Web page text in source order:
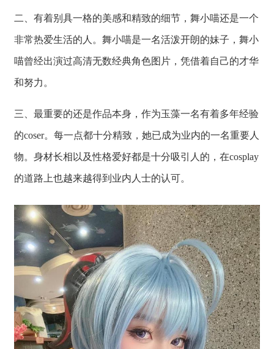
二、有着别具一格的美感和精致的细节，舞小喵还是一个
非常热爱生活的人。舞小喵是一名活泼开朗的妹子，舞小
喵曾经出演过高清无数经典角色图片，凭借着自己的才华
和努力。
三、最重要的还是作品本身，作为玉藻一名有着多年经验
的coser。每一点都十分精致，她已成为业内的一名重要人
物。身材长相以及性格爱好都是十分吸引人的，在cosplay
的道路上也越来越得到业内人士的认可。